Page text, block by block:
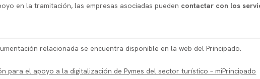
en la tramitación, las empresas asociadas pueden contactar con los
relacionada se encuentra disponible en la web del Principado.
para el apoyo a la digitalización de Pymes del sector turístico – miPrincipado